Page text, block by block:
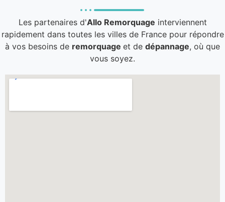
Les partenaires d'Allo Remorquage interviennent
rapidement dans toutes les villes de France pour répondre
à vos besoins de remorquage et de dépannage, où que
vous soyez.